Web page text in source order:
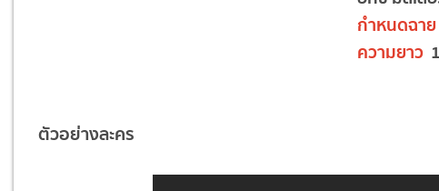
กำหนดฉาย
ความยาว
ตัวอย่างละคร